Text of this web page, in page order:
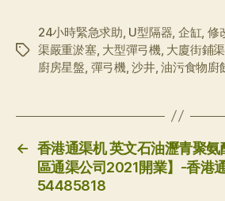
标
24小時緊急求助 U型隔器 企缸 修
渠嚴重淤塞, 大型彈弓機, 大廈街鋪
廚房星盤 彈弓機,沙井,油污食物廚
← 香港通渠机 英文石油瀝青聚
區通渠公司2021開業】-香港
54485818